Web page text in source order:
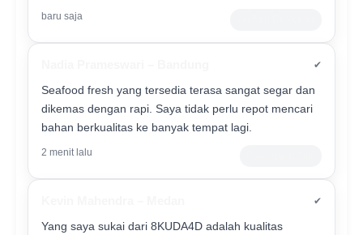
baru saja
✔
Seafood fresh yang tersedia terasa sangat segar dan
dikemas dengan rapi. Saya tidak perlu repot mencari
bahan berkualitas ke banyak tempat lagi.
2 menit lalu
✔
Yang saya sukai dari 8KUDA4D adalah kualitas